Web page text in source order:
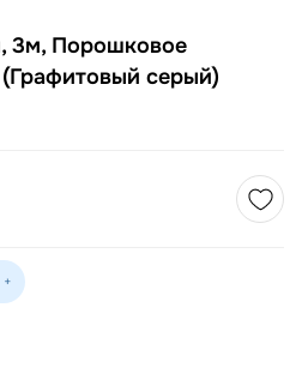
3м, Порошковое
серый)
+